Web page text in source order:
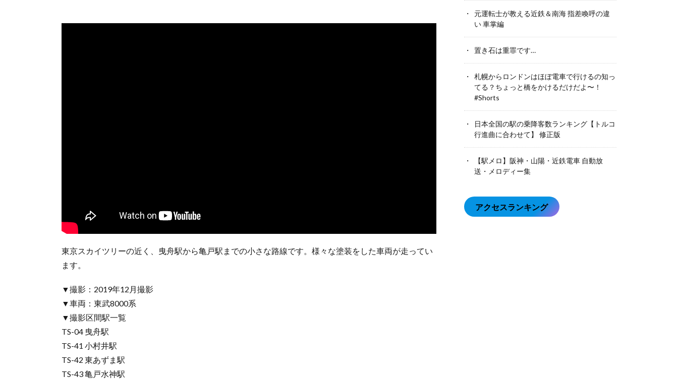
東京スカイツリーの近く、曳舟駅から亀戸駅までの小さな路線です。様々な塗装をした車両が走ってい
ます。
▼撮影：2019年12月撮影
▼車両：東武8000系
▼撮影区間駅一覧
TS-04 曳舟駅
TS-41 小村井駅
TS-42 東あずま駅
TS-43 亀戸水神駅
元運転士が教える近鉄＆南海 指差喚呼の違
い 車掌編
置き石は重罪です…
札幌からロンドンはほぼ電車で行けるの知っ
てる？ちょっと橋をかけるだけだよ〜！
#Shorts
日本全国の駅の乗降客数ランキング【トルコ
行進曲に合わせて】 修正版
【駅メロ】阪神・山陽・近鉄電車 自動放
送・メロディー集
アクセスランキング